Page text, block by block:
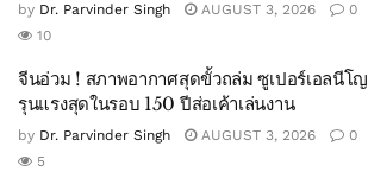
by Dr. Parvinder Singh AUGUST 3, 2026
0
10
จีนอ่วม ! สภาพอากาศสุดขั้วถล่ม ซูเปอร์เอลนีโญ
รุนแรงสุดในรอบ 150 ปีส่อเค้าเล่นงาน
by Dr. Parvinder Singh AUGUST 3, 2026
0
5